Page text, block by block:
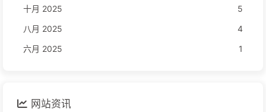
十月 2025
5
八月 2025
4
六月 2025
1
网站资讯